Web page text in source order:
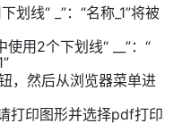
划线“ _”：“名称_1”将被
用2个下划线“ __”：“
，然后从浏览器菜单进
打印图形并选择pdf打印